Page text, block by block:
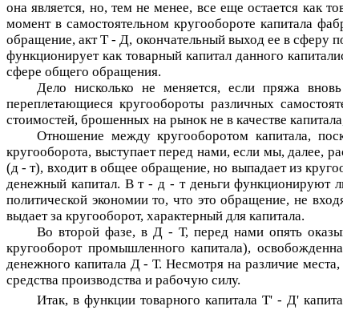
она является, но, тем не менее, все еще остается как
момент в самостоятельном кругообороте капитала
обращение, актТ - Д, окончательный выход ее в сферу
функционирует как товарный капитал данного
сфере общего обращения.
Дело нисколько не меняется, если пряжа
переплетающиеся кругообороты различных
стоимостей, брошенных на рынок не в качестве
Отношение между кругооборотом капитала,
кругооборота, выступает перед нами, если мы, далее,
(д - т), входит в общее обращение, но выпадает из
денежный капитал. Вт - д - тденьги функционируют
политической экономии то, что это обращение, не
выдает за кругооборот, характерный для капитала.
Во второй фазе, в Д - Т, перед нами опять
кругооборот промышленного капитала),
денежного капитала Д - Т. Несмотря на различие
средства производства и рабочую силу.
Итак, в функции товарного капитала Т' - Д'